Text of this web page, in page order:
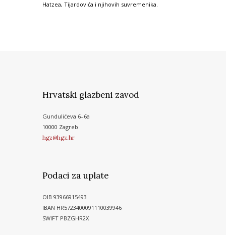
Hatzea, Tijardovića i njihovih suvremenika.
Hrvatski glazbeni zavod
Gundulićeva 6–6a
10000 Zagreb
hgz@hgz.hr
Podaci za uplate
OIB 93966915493
IBAN HR5723400091110039946
SWIFT PBZGHR2X